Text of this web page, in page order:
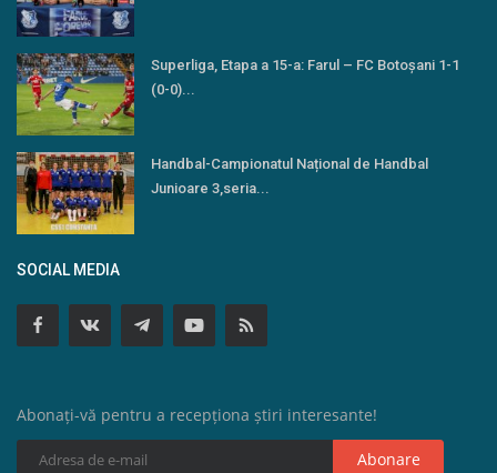
Superliga, Etapa a 15-a: Farul – FC Botoşani 1-1
(0-0)...
Handbal-Campionatul Național de Handbal
Junioare 3,seria...
SOCIAL MEDIA
Abonați-vă pentru a recepționa știri interesante!
Abonare